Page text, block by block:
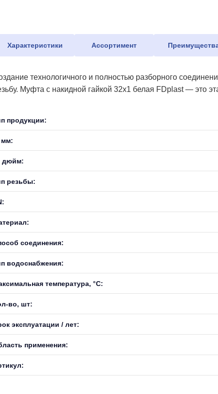
Характеристики Ассортимент
технологичного и полностью разборного
Муфта с накидной гайкой 32х1 белая FDplast — это
продукции:
мм:
дюйм:
резьбы:
соединения:
водоснабжения:
температура, °С:
во, шт:
эксплуатации / лет:
применения: